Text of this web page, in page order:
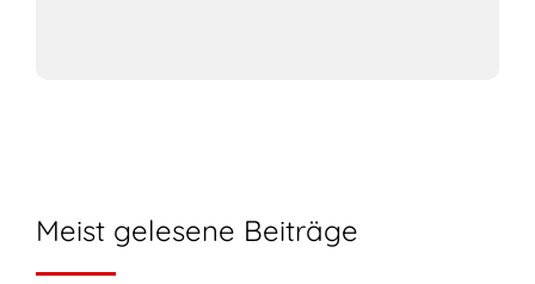
Meist gelesene Beiträge